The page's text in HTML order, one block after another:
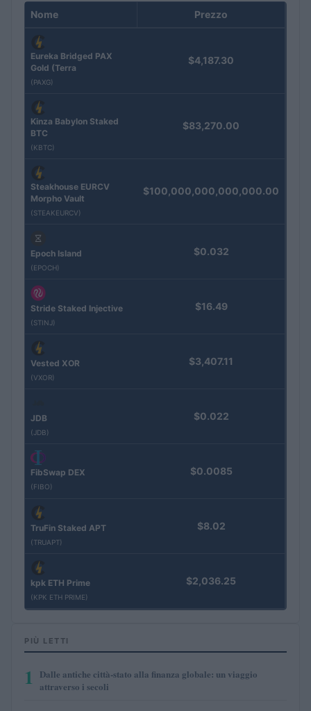
Nome Prezzo
Eureka Bridged PAX
Gold (Terra
(PAXG)
$4,187.30
Kinza Babylon Staked
BTC
(KBTC)
$83,270.00
Steakhouse EURCV
Morpho Vault
(STEAKEURCV)
$100,000,000,000,000.00
Epoch Island
(EPOCH)
$0.032
Stride Staked Injective
(STINJ)
$16.49
Vested XOR
(VXOR)
$3,407.11
JDB
(JDB)
$0.022
FibSwap DEX
(FIBO)
$0.0085
TruFin Staked APT
(TRUAPT)
$8.02
kpk ETH Prime
(KPK ETH PRIME)
$2,036.25
PIÙ LETTI
1
Dalle antiche città-stato alla finanza globale: un viaggio
attraverso i secoli